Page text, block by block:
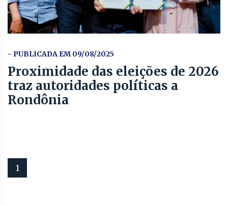
- PUBLICADA EM 09/08/2025
Proximidade das eleições de 2026
traz autoridades políticas a
Rondônia
1